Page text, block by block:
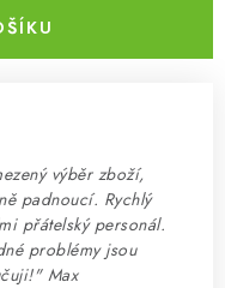
výběr zboží,
padnoucí. Rychlý
přátelský personál.
problémy jsou
Max